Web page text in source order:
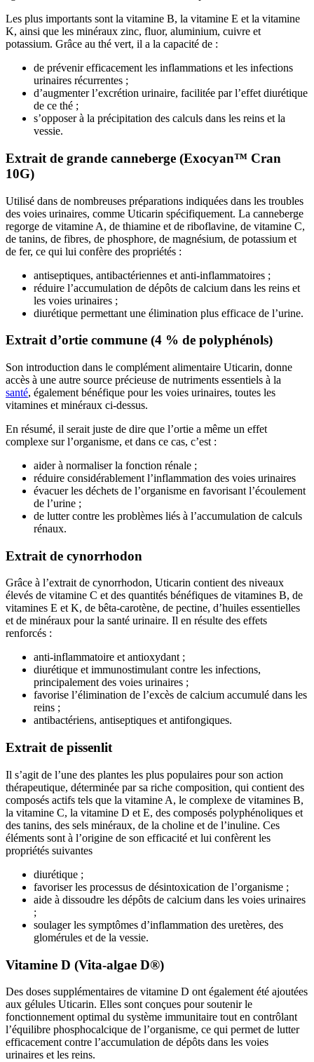
Les plus importants sont la vitamine B, la vitamine E et la vitamine
K, ainsi que les minéraux zinc, fluor, aluminium, cuivre et
potassium. Grâce au thé vert, il a la capacité de :
de prévenir efficacement les inflammations et les infections
urinaires récurrentes ;
d’augmenter l’excrétion urinaire, facilitée par l’effet diurétique
de ce thé ;
s’opposer à la précipitation des calculs dans les reins et la
vessie.
Extrait de grande canneberge (Exocyan™ Cran
10G)
Utilisé dans de nombreuses préparations indiquées dans les troubles
des voies urinaires, comme Uticarin spécifiquement. La canneberge
regorge de vitamine A, de thiamine et de riboflavine, de vitamine C,
de tanins, de fibres, de phosphore, de magnésium, de potassium et
de fer, ce qui lui confère des propriétés :
antiseptiques, antibactériennes et anti-inflammatoires ;
réduire l’accumulation de dépôts de calcium dans les reins et
les voies urinaires ;
diurétique permettant une élimination plus efficace de l’urine.
Extrait d’ortie commune (4 % de polyphénols)
Son introduction dans le complément alimentaire Uticarin, donne
accès à une autre source précieuse de nutriments essentiels à la
santé, également bénéfique pour les voies urinaires, toutes les
vitamines et minéraux ci-dessus.
En résumé, il serait juste de dire que l’ortie a même un effet
complexe sur l’organisme, et dans ce cas, c’est :
aider à normaliser la fonction rénale ;
réduire considérablement l’inflammation des voies urinaires
évacuer les déchets de l’organisme en favorisant l’écoulement
de l’urine ;
de lutter contre les problèmes liés à l’accumulation de calculs
rénaux.
Extrait de cynorrhodon
Grâce à l’extrait de cynorrhodon, Uticarin contient des niveaux
élevés de vitamine C et des quantités bénéfiques de vitamines B, de
vitamines E et K, de bêta-carotène, de pectine, d’huiles essentielles
et de minéraux pour la santé urinaire. Il en résulte des effets
renforcés :
anti-inflammatoire et antioxydant ;
diurétique et immunostimulant contre les infections,
principalement des voies urinaires ;
favorise l’élimination de l’excès de calcium accumulé dans les
reins ;
antibactériens, antiseptiques et antifongiques.
Extrait de pissenlit
Il s’agit de l’une des plantes les plus populaires pour son action
thérapeutique, déterminée par sa riche composition, qui contient des
composés actifs tels que la vitamine A, le complexe de vitamines B,
la vitamine C, la vitamine D et E, des composés polyphénoliques et
des tanins, des sels minéraux, de la choline et de l’inuline. Ces
éléments sont à l’origine de son efficacité et lui confèrent les
propriétés suivantes
diurétique ;
favoriser les processus de désintoxication de l’organisme ;
aide à dissoudre les dépôts de calcium dans les voies urinaires
;
soulager les symptômes d’inflammation des uretères, des
glomérules et de la vessie.
Vitamine D (Vita-algae D®)
Des doses supplémentaires de vitamine D ont également été ajoutées
aux gélules Uticarin. Elles sont conçues pour soutenir le
fonctionnement optimal du système immunitaire tout en contrôlant
l’équilibre phosphocalcique de l’organisme, ce qui permet de lutter
efficacement contre l’accumulation de dépôts dans les voies
urinaires et les reins.